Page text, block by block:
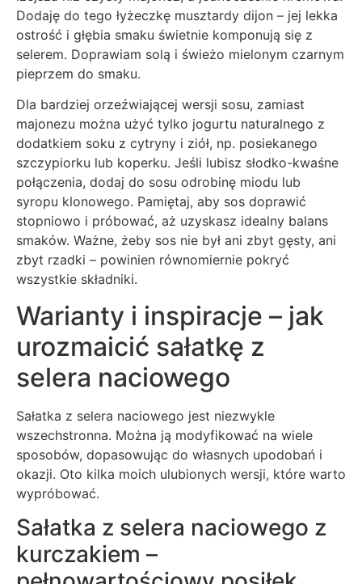
Dodaję do tego łyżeczkę musztardy dijon – jej lekka
ostrość i głębia smaku świetnie komponują się z
selerem. Doprawiam solą i świeżo mielonym czarnym
pieprzem do smaku.
Dla bardziej orzeźwiającej wersji sosu, zamiast
majonezu można użyć tylko jogurtu naturalnego z
dodatkiem soku z cytryny i ziół, np. posiekanego
szczypiorku lub koperku. Jeśli lubisz słodko-kwaśne
połączenia, dodaj do sosu odrobinę miodu lub
syropu klonowego. Pamiętaj, aby sos doprawić
stopniowo i próbować, aż uzyskasz idealny balans
smaków. Ważne, żeby sos nie był ani zbyt gęsty, ani
zbyt rzadki – powinien równomiernie pokryć
wszystkie składniki.
Warianty i inspiracje – jak
urozmaicić sałatkę z
selera naciowego
Sałatka z selera naciowego jest niezwykle
wszechstronna. Można ją modyfikować na wiele
sposobów, dopasowując do własnych upodobań i
okazji. Oto kilka moich ulubionych wersji, które warto
wypróbować.
Sałatka z selera naciowego z
kurczakiem –